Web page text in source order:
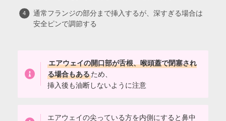
通常フランジの部分まで挿入するが、深すぎる場合は
安全ピンで調節する
エアウェイの開口部が舌根、喉頭蓋で閉塞され
る場合もあるため、
挿入後も油断しないように注意
エアウェイの尖っている方を内側にすると鼻中